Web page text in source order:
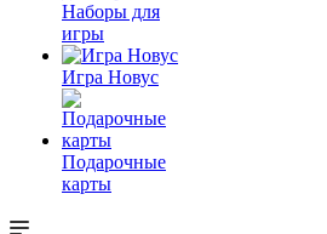
Наборы для
игры
Игра Новус
Подарочные
карты